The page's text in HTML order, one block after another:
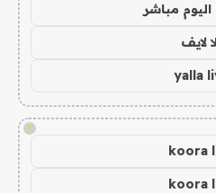
اليوم مباشر
لايف
yalla
!
koora
koora